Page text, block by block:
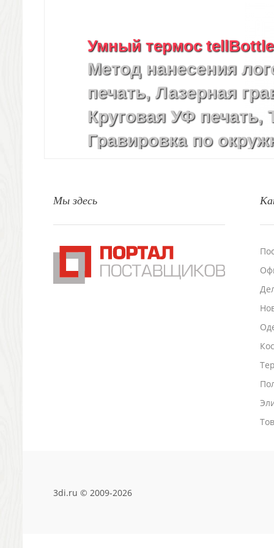
Игрушки
Шкатулки
Декоративные подушки
Интерьерные подарки
Винные аксессуары оптом
Природа и быт
Свечи и подсвечники
Подставки для визиток записок телефонов
Промо
Антистрессы
Визитницы настольные
Умный термос tellBottle
Метод нанесения
печать, Лазерная
Круговая УФ печать,
Гравировка по
Мы здесь
3di.ru © 2009-2026